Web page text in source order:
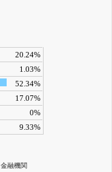
20.24%
1.03%
52.34%
17.07%
0%
9.33%
金融機関